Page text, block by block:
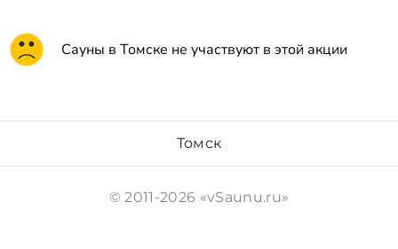
Сауны в Томске не участвуют в этой акции
Томск
© 2011-2026 «vSaunu.ru»